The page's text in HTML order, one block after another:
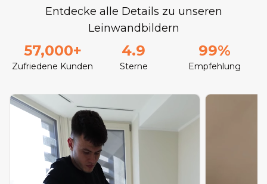
Entdecke alle Details zu unseren
Leinwandbildern
57,000+ 4.9 99%
Zufriedene Kunden Sterne Empfehlung